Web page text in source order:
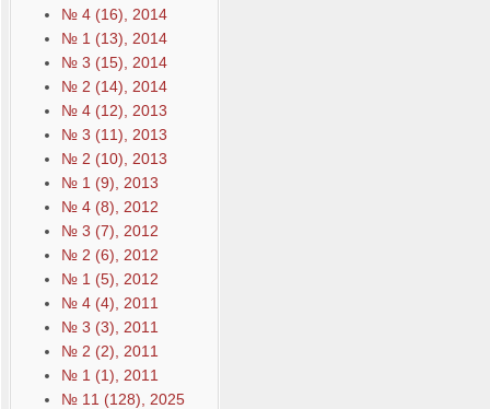
№ 4 (16), 2014
№ 1 (13), 2014
№ 3 (15), 2014
№ 2 (14), 2014
№ 4 (12), 2013
№ 3 (11), 2013
№ 2 (10), 2013
№ 1 (9), 2013
№ 4 (8), 2012
№ 3 (7), 2012
№ 2 (6), 2012
№ 1 (5), 2012
№ 4 (4), 2011
№ 3 (3), 2011
№ 2 (2), 2011
№ 1 (1), 2011
№ 11 (128), 2025